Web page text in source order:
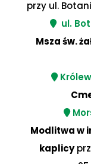
przy ul.
ul.
Msza św.
Modlitwa w
kaplicy